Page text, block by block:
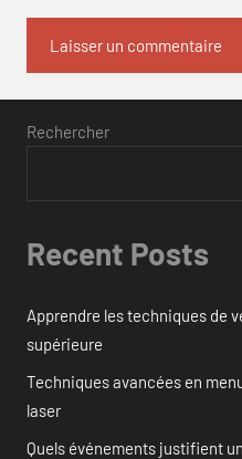
Rechercher
Recent Posts
Apprendre les techniques de
supérieure
Techniques avancées en
laser
Quels événements justifient